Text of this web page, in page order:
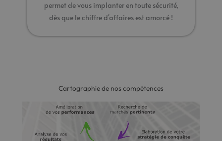
permet de vous implanter en toute sécurité,
dès que le chiffre d'affaires est amorcé !
Cartographie de nos compétences